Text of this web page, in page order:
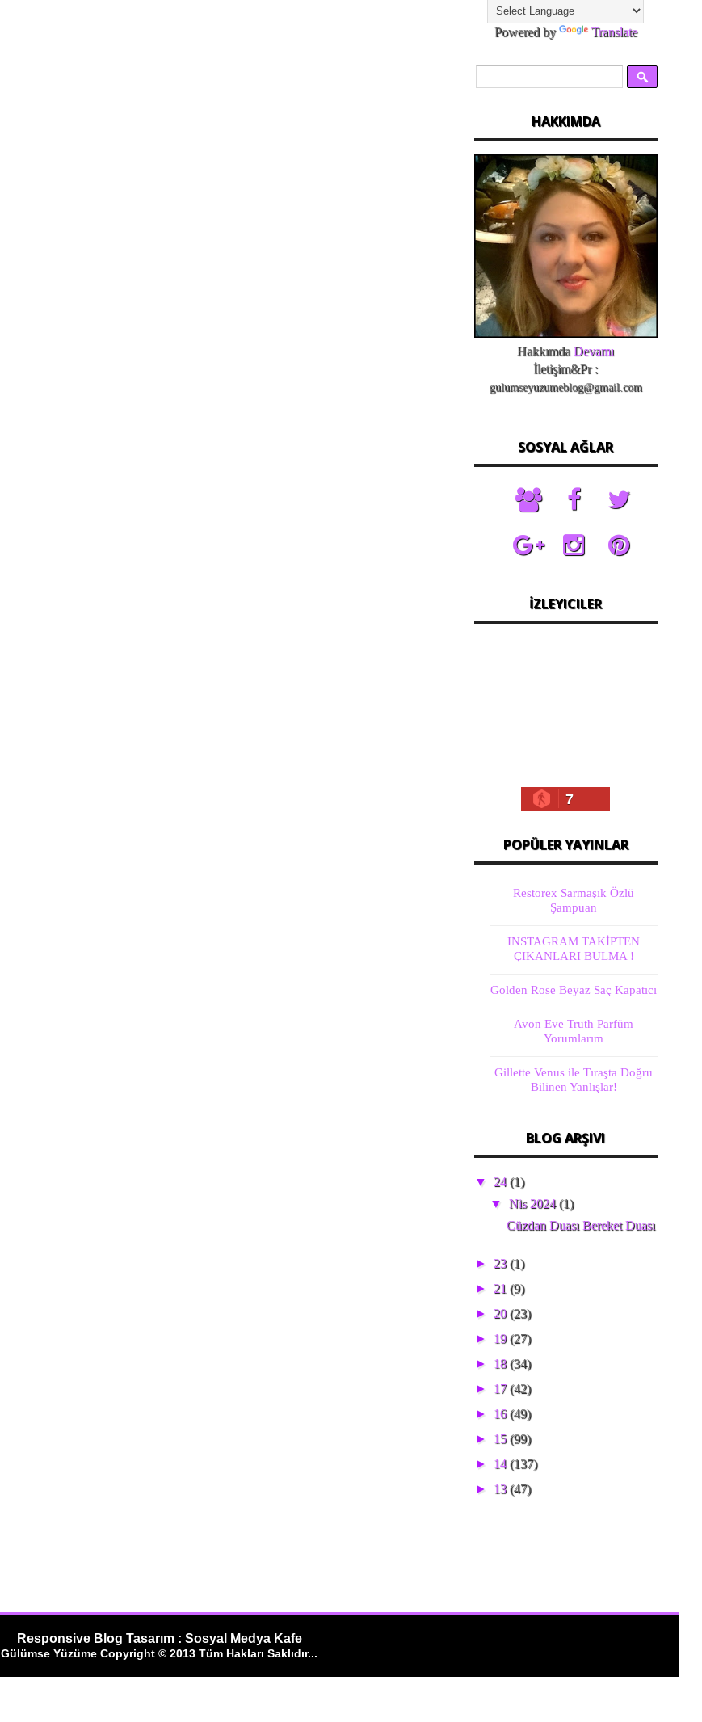
Powered by Translate
HAKKIMDA
HakkımdaDevamı
İletişim&Pr :
gulumseyuzumeblog@gmail.com
SOSYAL AĞLAR
İZLEYICILER
7
POPÜLER YAYINLAR
Restorex Sarmaşık Özlü
Şampuan
INSTAGRAM TAKİPTEN
ÇIKANLARI BULMA !
Golden Rose Beyaz Saç Kapatıcı
Avon Eve Truth Parfüm
Yorumlarım
Gillette Venus ile Tıraşta Doğru
Bilinen Yanlışlar!
BLOG ARŞIVI
▼ 24(1)
▼ Nis 2024(1)
Cüzdan Duası Bereket Duası
► 23(1)
► 21 (9)
► 20(23)
► 19(27)
► 18(34)
► 17(42)
► 16(49)
► 15(99)
► 14(137)
► 13(47)
Responsive Blog Tasarım : Sosyal Medya Kafe
Gülümse Yüzüme Copyright © 2013 Tüm Hakları Saklıdır...